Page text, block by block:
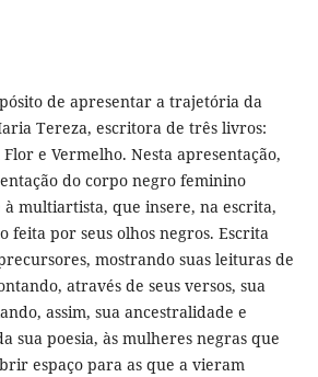
de apresentar a trajetória da
Tereza, escritora de três livros:
e Vermelho. Nesta apresentação,
do corpo negro feminino
à multiartista, que insere, na escrita,
feita por seus olhos negros. Escrita
mostrando suas leituras de
através de seus versos, sua
assim, sua ancestralidade e
sua poesia, às mulheres negras que
espaço para as que a vieram